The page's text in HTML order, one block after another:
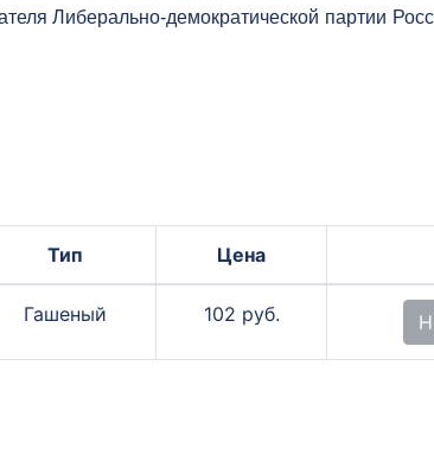
Либерально-демократической партии
Тип Цена
Гашеный 102 руб.